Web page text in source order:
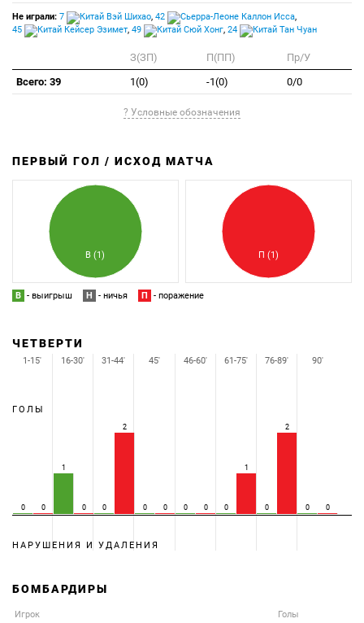
Не играли: 7 Вэй Шихао, 42 Каллон Исса,
45
Кейсер Эзимет, 49 Сюй Хонг, 24 Тан Чуан
З(ЗП) П(ПП)
Пр/У
Всего: 39
1(0) -1(0) 0/0
? Условные обозначения
ПЕРВЫЙ ГОЛ / ИСХОД МАТЧА
В (1) П (1)
В - выигрыш Н - ничья П - поражение
ЧЕТВЕРТИ
ГОЛЫ
0 0
1
0 0
2
0 0 0 0 0
1
0
2
0 0
НАРУШЕНИЯ И УДАЛЕНИЯ
1-15' 16-30' 31-44' 45' 46-60' 61-75' 76-89' 90'
БОМБАРДИРЫ
Игрок Голы